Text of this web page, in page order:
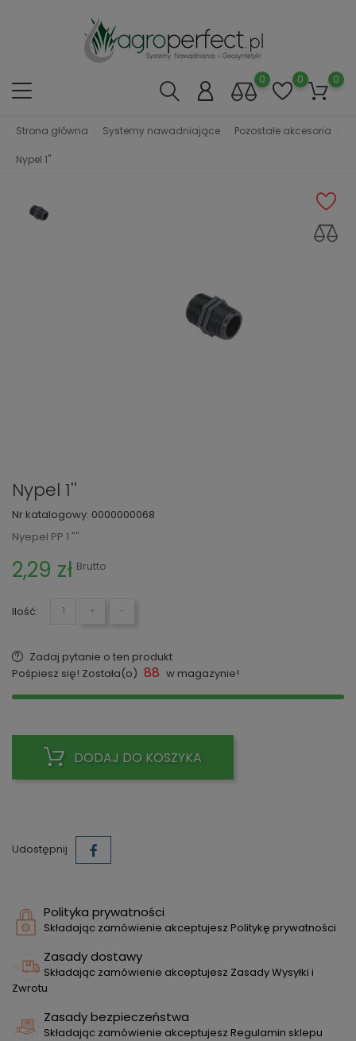
0 0 0
Strona główna Systemy nawadniające Pozostałe akcesoria
Nypel 1''
Nypel 1''
Nr katalogowy: 0000000068
Nyepel PP 1 ""
2,29 zł Brutto
Ilość: + −
Zadaj pytanie o ten produkt
Pośpiesz się! Została(o) 88 w magazynie!
DODAJ DO KOSZYKA
Udostępnij
Polityka prywatności
Składając zamówienie akceptujesz Politykę prywatności
Zasady dostawy
Składając zamówienie akceptujesz Zasady Wysyłki i
Zwrotu
Zasady bezpieczeństwa
Składając zamówienie akceptujesz Regulamin sklepu